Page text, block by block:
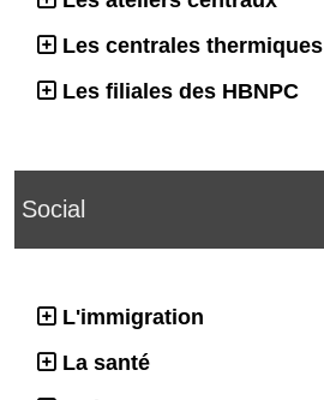
Les centrales thermiques
Les filiales des HBNPC
Social
L'immigration
La santé